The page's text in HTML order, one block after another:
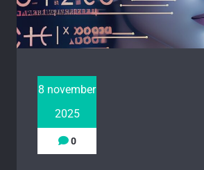
8 november
2025
0